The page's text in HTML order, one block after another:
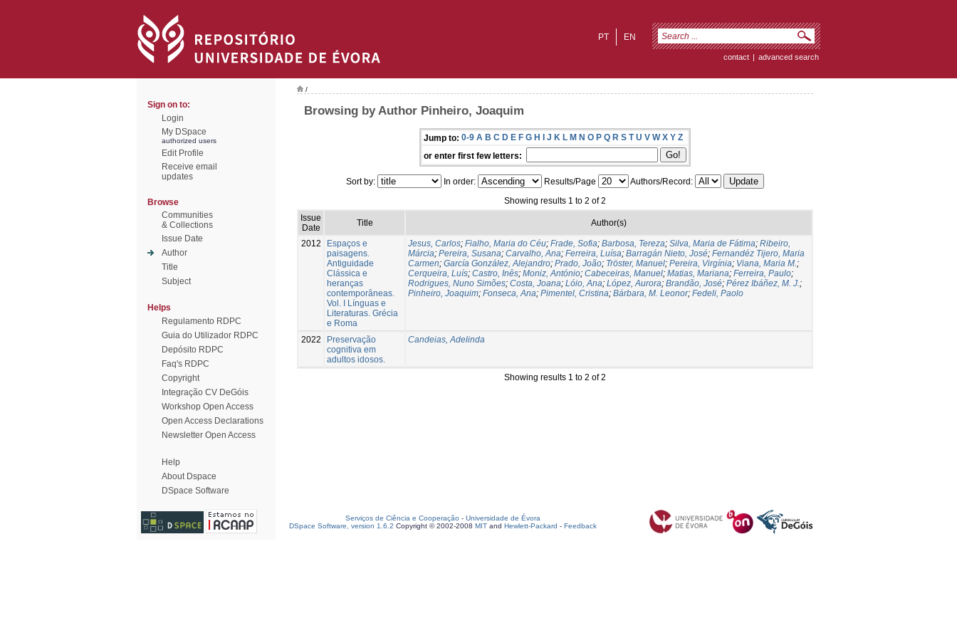
EN
PT
contact | advanced search
Sign on to:
Login
My DSpace
authorized users
Edit Profile
Receive email
updates
Browse
Communities
& Collections
Issue Date
Author
Title
Subject
Helps
Regulamento RDPC
Guia do Utilizador RDPC
Depósito RDPC
Faq's RDPC
Copyright
Integração CV DeGóis
Workshop Open Access
Open Access Declarations
Newsletter Open Access
Help
About Dspace
DSpace Software
/
Browsing by Author Pinheiro, Joaquim
Jump to: 0-9 A B C D E F G H I J K L M N O P Q R S T U V W X Y Z
or enter first few letters:
Sort by: In order: Results/Page
Authors/Record:
Showing results 1 to 2 of 2
Issue
Date
Title Author(s)
2012
Espaços e
paisagens.
Antiguidade
Clássica e
heranças
contemporâneas.
Vol. I Línguas e
Literaturas. Grécia
e Roma
Jesus, Carlos; Fialho, Maria do Céu; Frade, Sofia; Barbosa, Tereza; Silva, Maria de Fátima; Ribeiro,
Márcia; Pereira, Susana; Carvalho, Ana; Ferreira, Luísa; Barragán Nieto, José; Fernandéz Tijero, Maria
Carmen; García González, Alejandro; Prado, João; Tröster, Manuel; Pereira, Virgínia; Viana, Maria M.;
Cerqueira, Luís; Castro, Inês; Moniz, António; Cabeceiras, Manuel; Matias, Mariana; Ferreira, Paulo;
Rodrigues, Nuno Simões; Costa, Joana; Lóio, Ana; López, Aurora; Brandão, José; Pérez Ibáñez, M. J.;
Pinheiro, Joaquim; Fonseca, Ana; Pimentel, Cristina; Bárbara, M. Leonor; Fedeli, Paolo
2022
Preservação
cognitiva em
adultos idosos.
Candeias, Adelinda
Showing results 1 to 2 of 2
Serviços de Ciência e Cooperação - Universidade de Évora
DSpace Software, version 1.6.2 Copyright © 2002-2008 MIT and Hewlett-Packard - Feedback